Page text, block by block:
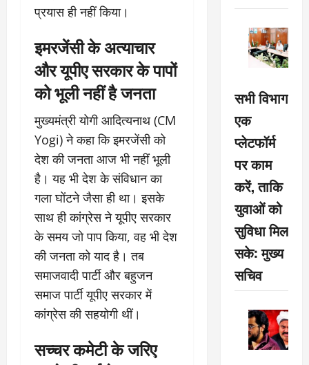
प्रयास ही नहीं किया।
इमरजेंसी के अत्याचार
और यूपीए सरकार के पापों
को भूली नहीं है जनता
मुख्यमंत्री योगी आदित्यनाथ (CM
Yogi) ने कहा कि इमरजेंसी को
देश की जनता आज भी नहीं भूली
है। यह भी देश के संविधान का
गला घोंटने जैसा ही था। इसके
साथ ही कांग्रेस ने यूपीए सरकार
के समय जो पाप किया, वह भी देश
की जनता को याद है। तब
समाजवादी पार्टी और बहुजन
समाज पार्टी यूपीए सरकार में
कांग्रेस की सहयोगी थीं।
सच्चर कमेटी के जरिए
सभी विभाग
एक
प्लेटफॉर्म
पर काम
करें, ताकि
युवाओं को
सुविधा मिल
सके: मुख्य
सचिव